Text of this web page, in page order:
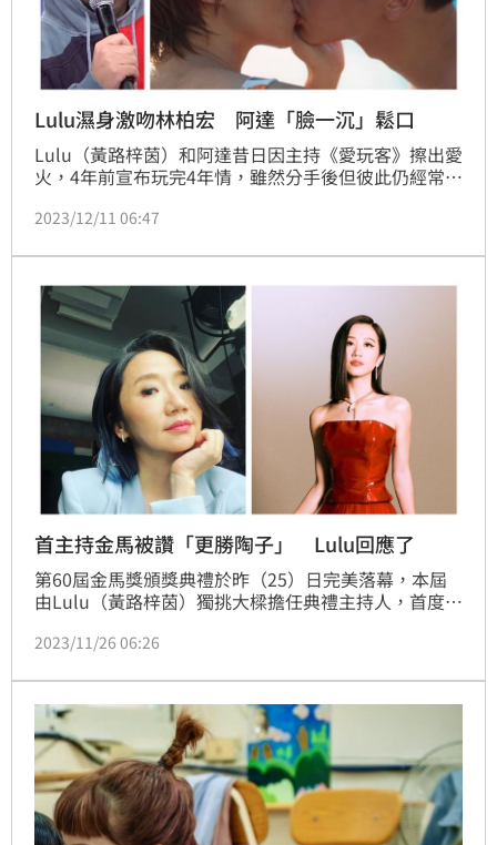
Lulu濕身激吻林柏宏 阿達「臉一沉」鬆口
Lulu（黃路梓茵）和阿達昔日因主持《愛玩客》擦出愛
火，4年前宣布玩完4年情，雖然分手後但彼此仍經常大
宏一事，也公開做出回應。記者鍾智凱／綜合報導
2023/12/11 06:47
首主持金馬被讚「更勝陶子」 Lulu回應了
第60屆金馬獎頒獎典禮於昨（25）日完美落幕，本屆
由Lulu（黃路梓茵）獨挑大樑擔任典禮主持人，首度扛
風格及機智臨場反應更讓她被網友讚「更勝陶晶瑩」，
2023/11/26 06:26